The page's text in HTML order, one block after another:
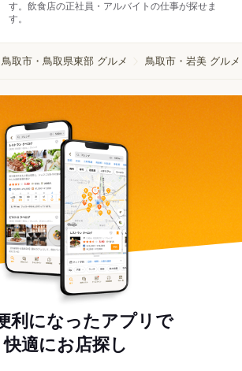
す。飲食店の正社員・アルバイトの仕事が探せま
す。
鳥取市・鳥取県東部 グルメ 鳥取市・岩美 グルメ
利になったアプリで
快適にお店探し